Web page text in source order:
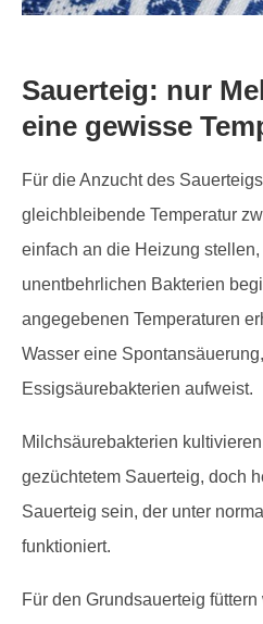
Sauerteig: nur
eine gewisse
Für die Anzucht des
gleichbleibende Temperatur
einfach an die Heizung
unentbehrlichen Bakterien
angegebenen Temperaturen
Wasser eine
Essigsäurebakterien aufweist.
Milchsäurebakterien
gezüchtetem Sauerteig, doch
Sauerteig sein, der unter
funktioniert.
Für den Grundsauerteig